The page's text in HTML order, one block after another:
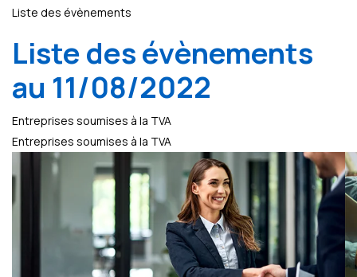
Liste des évènements
Liste des évènements
au 11/08/2022
Entreprises soumises à la TVA
Entreprises soumises à la TVA